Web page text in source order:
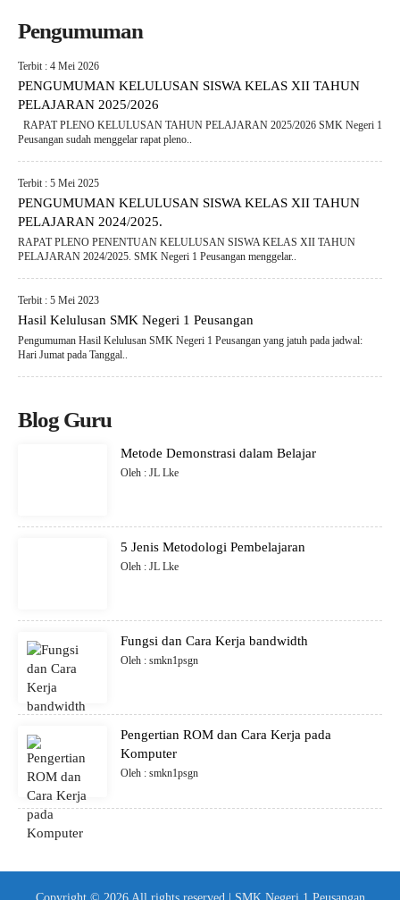
Pengumuman
Terbit : 4 Mei 2026
PENGUMUMAN KELULUSAN SISWA KELAS XII TAHUN
PELAJARAN 2025/2026
RAPAT PLENO KELULUSAN TAHUN PELAJARAN 2025/2026 SMK Negeri 1
Peusangan sudah menggelar rapat pleno..
Terbit : 5 Mei 2025
PENGUMUMAN KELULUSAN SISWA KELAS XII TAHUN
PELAJARAN 2024/2025.
RAPAT PLENO PENENTUAN KELULUSAN SISWA KELAS XII TAHUN
PELAJARAN 2024/2025. SMK Negeri 1 Peusangan menggelar..
Terbit : 5 Mei 2023
Hasil Kelulusan SMK Negeri 1 Peusangan
Pengumuman Hasil Kelulusan SMK Negeri 1 Peusangan yang jatuh pada jadwal:
Hari Jumat pada Tanggal..
Blog Guru
Metode Demonstrasi dalam Belajar
Oleh : JL Lke
5 Jenis Metodologi Pembelajaran
Oleh : JL Lke
Fungsi dan Cara Kerja bandwidth
Oleh : smkn1psgn
Pengertian ROM dan Cara Kerja pada
Komputer
Oleh : smkn1psgn